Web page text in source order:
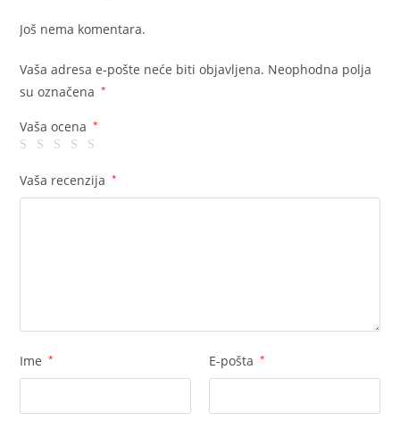
Još nema komentara.
Vaša adresa e-pošte neće biti objavljena. Neophodna polja
su označena
*
Vaša ocena *
Vaša recenzija *
Ime * E-pošta *